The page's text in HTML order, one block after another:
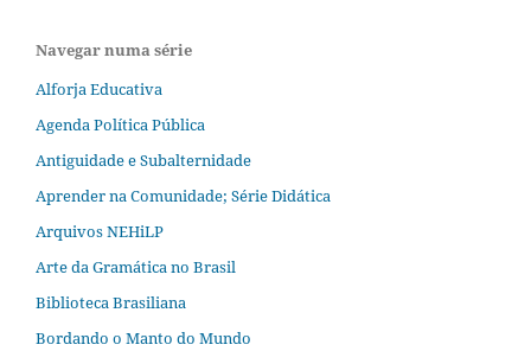
Navegar numa série
Alforja Educativa
Agenda Política Pública
Antiguidade e Subalternidade
Aprender na Comunidade; Série Didática
Arquivos NEHiLP
Arte da Gramática no Brasil
Biblioteca Brasiliana
Bordando o Manto do Mundo